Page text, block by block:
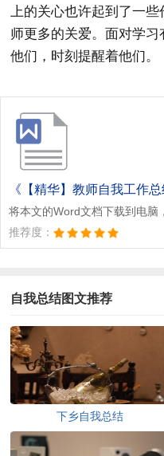
上的关心也许起到了一
师更多的关爱。面对学
他们，时刻提醒着他们。
《【精华】教师自我工作
将本文的Word文档下载到电脑
推荐度：
自我总结图文推荐
下乡自我总结